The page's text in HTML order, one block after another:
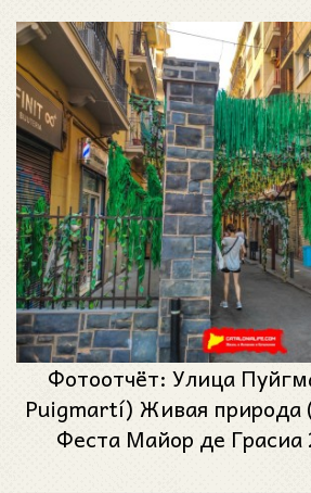
Фотоотчёт: Улица
Puigmartí) Живая природа
Феста Майор де